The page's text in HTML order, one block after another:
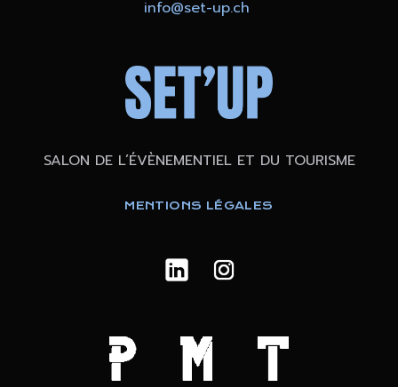
info@set-up.ch
SALON DE L’ÉVÈNEMENTIEL ET DU TOURISME
MENTIONS LÉGALES